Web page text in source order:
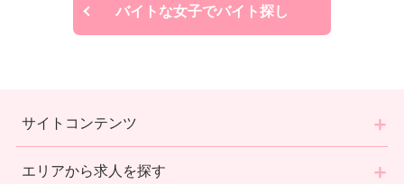
バイトな女子でバイト探し
サイトコンテンツ
エリアから求人を探す